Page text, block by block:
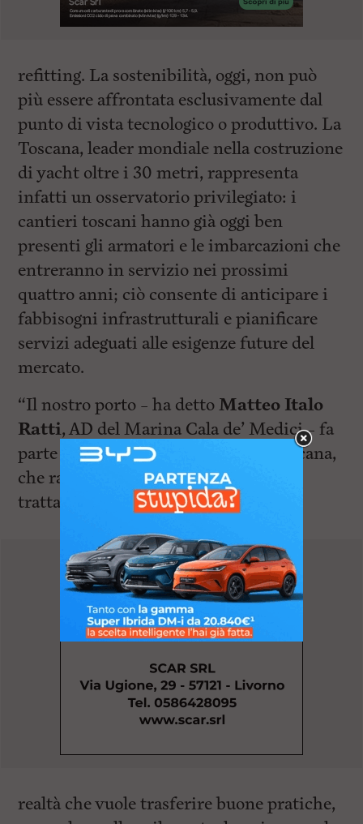
refitting. La sostenibilità, oggi, non può
più essere affrontata esclusivamente dal
punto di vista tecnologico o produttivo. La
Toscana, leader mondiale nella costruzione
di yacht oltre i 30 metri, rappresenta
infatti un osservatorio privilegiato: i
cantieri toscani hanno già oggi ben
presenti gli armatori e le imbarcazioni che
entreranno in servizio nei prossimi
quattro anni; ciò consente di anticipare i
fabbisogni infrastrutturali e pianificare
servizi adeguati alle esigenze future del
mercato.
“Il nostro porto – ha dettoMatteo Italo
Ratti, AD del Marina Cala de’ Medici – fa
parte del Consorzio Marine della Toscana,
che raccoglie 14 porti della regione. Si
tratta di una
realtà che vuole trasferire buone pratiche,